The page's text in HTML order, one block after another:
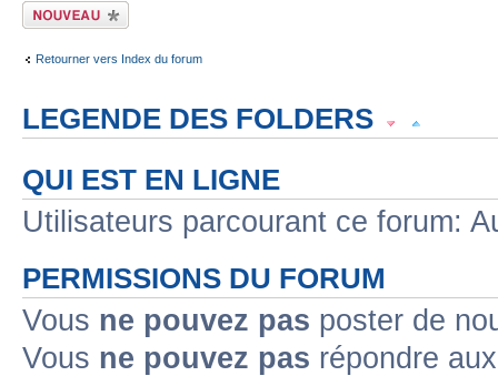
Écrire un nouveau
sujet
Retourner vers Index du forum
LEGENDE DES FOLDERS
Sujet populaire lu Sujet lu fermé Sujet lu fermé dans lequel j'ai posté
Sujet populaire non lu Sujet non lu fermé Sujet non lu fermé dans
Topic déplacé
QUI EST EN LIGNE
Utilisateurs parcourant ce forum:
PERMISSIONS DU FORUM
Vous ne pouvez pas poster de
Vous ne pouvez pas répondre